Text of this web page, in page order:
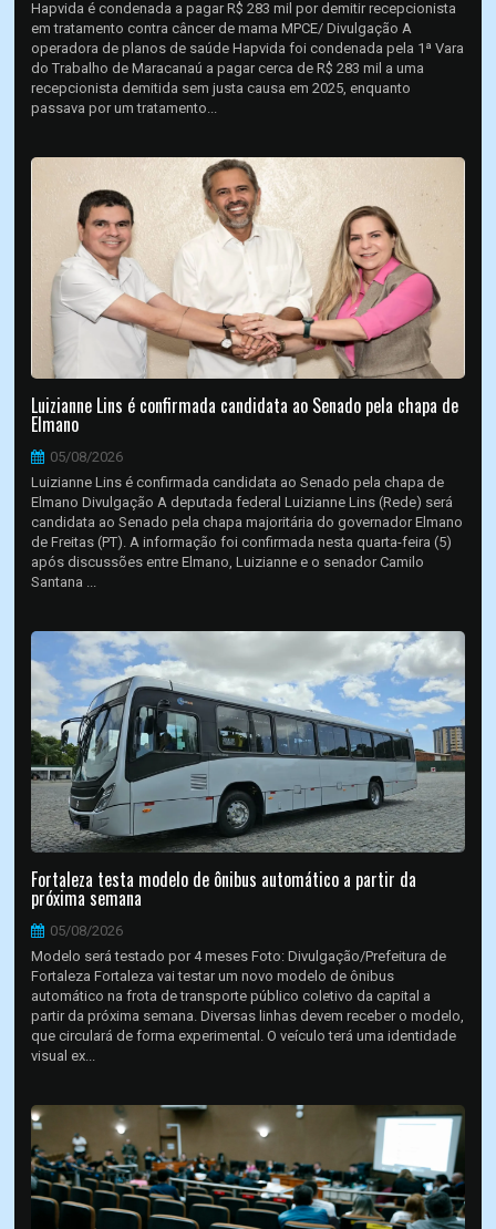
Hapvida é condenada a pagar R$ 283 mil por demitir recepcionista
em tratamento contra câncer de mama MPCE/ Divulgação A
operadora de planos de saúde Hapvida foi condenada pela 1ª Vara
do Trabalho de Maracanaú a pagar cerca de R$ 283 mil a uma
recepcionista demitida sem justa causa em 2025, enquanto
passava por um tratamento...
Luizianne Lins é confirmada candidata ao Senado pela chapa de
Elmano
05/08/2026
Luizianne Lins é confirmada candidata ao Senado pela chapa de
Elmano Divulgação A deputada federal Luizianne Lins (Rede) será
candidata ao Senado pela chapa majoritária do governador Elmano
de Freitas (PT). A informação foi confirmada nesta quarta-feira (5)
após discussões entre Elmano, Luizianne e o senador Camilo
Santana ...
Fortaleza testa modelo de ônibus automático a partir da
próxima semana
05/08/2026
Modelo será testado por 4 meses Foto: Divulgação/Prefeitura de
Fortaleza Fortaleza vai testar um novo modelo de ônibus
automático na frota de transporte público coletivo da capital a
partir da próxima semana. Diversas linhas devem receber o modelo,
que circulará de forma experimental. O veículo terá uma identidade
visual ex...